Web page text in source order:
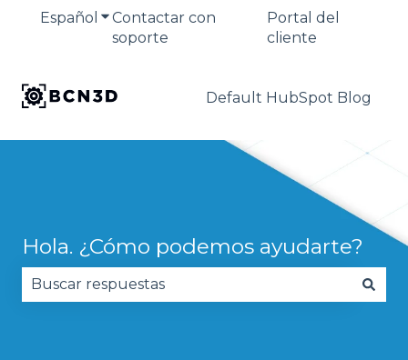
Español Traducciones de Mostrar submenú de
Contactar con
soporte
Portal del
cliente
Default HubSpot Blog
Hola. ¿Cómo podemos ayudarte?